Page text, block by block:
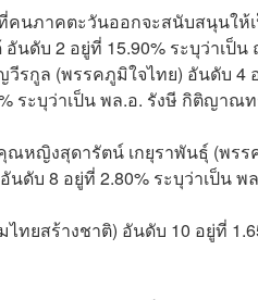
คนภาคตะวันออกจะสนับสนุนใ
อันดับ 2 อยู่ที่ 15.90% ระบุว่าเ
รกูล (พรรคภูมิใจไทย) อันดับ 4
ระบุว่าเป็น พล.อ. รังษี กิติญาณ
ณหญิงสุดารัตน์ เกยุราพันธุ์ (พรร
ดับ 8 อยู่ที่ 2.80% ระบุว่าเป็น
ทยสร้างชาติ) อันดับ 10 อยู่ที่